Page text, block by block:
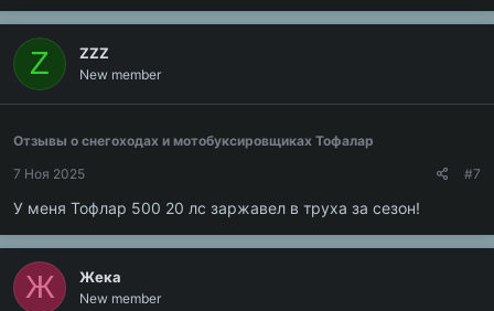
Z ZZZ
New member
Отзывы о снегоходах и мотобуксировщиках Тофалар
7 Ноя 2025
#7
У меня Тофлар 500 20 лс заржавел в труха за сезон!
Ж Жека
New member